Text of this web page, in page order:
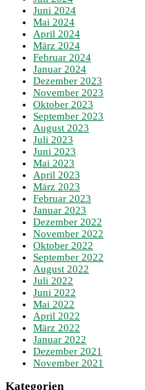
Juni 2024
Mai 2024
April 2024
März 2024
Februar 2024
Januar 2024
Dezember 2023
November 2023
Oktober 2023
September 2023
August 2023
Juli 2023
Juni 2023
Mai 2023
April 2023
März 2023
Februar 2023
Januar 2023
Dezember 2022
November 2022
Oktober 2022
September 2022
August 2022
Juli 2022
Juni 2022
Mai 2022
April 2022
März 2022
Januar 2022
Dezember 2021
November 2021
Kategorien